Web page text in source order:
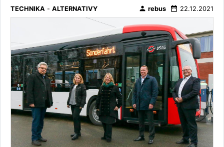
TECHNIKA - ALTERNATIVY person rebus date_range 22.12.2021